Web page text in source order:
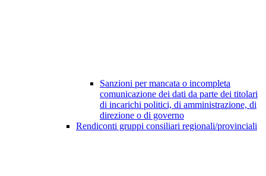
Sanzioni per mancata o incompleta
comunicazione dei dati da parte dei titolari
di incarichi politici, di amministrazione, di
direzione o di governo
Rendiconti gruppi consiliari regionali/provinciali